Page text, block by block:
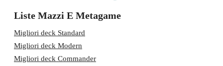
Liste Mazzi E Metagame
Migliori deck Standard
Migliori deck Modern
Migliori deck Commander